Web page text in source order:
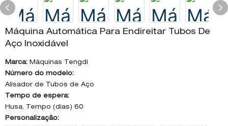
Máquina Automática Para Endireitar Tubos De
Aço Inoxidável
Marca: Máquinas Tengdi
Número do modelo:
Alisador de Tubos de Aço
Tempo de espera:
Husa. Tempo (dias) 60
Personalização: